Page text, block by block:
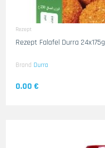
Rezept
Rezept Falafel Durra 24x175g
Brand Durra
0.00 €